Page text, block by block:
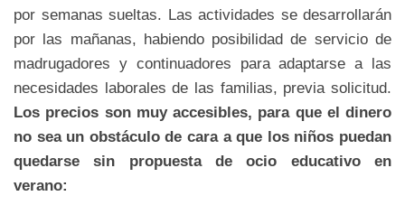
por semanas sueltas. Las actividades se desarrollarán
por las mañanas, habiendo posibilidad de servicio de
madrugadores y continuadores para adaptarse a las
necesidades laborales de las familias, previa solicitud.
Los precios son muy accesibles, para que el dinero
no sea un obstáculo de cara a que los niños puedan
quedarse sin propuesta de ocio educativo en
verano: